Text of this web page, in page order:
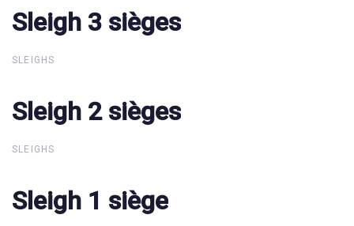
Sleigh 3 sièges
Sleigh 3 sièges
SLEIGHS
Sleigh 2 sièges
Sleigh 2 sièges
SLEIGHS
Sleigh 1 siège
Sleigh 1 siège